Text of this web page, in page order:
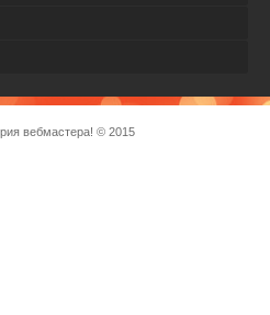
вебмастера! © 2015